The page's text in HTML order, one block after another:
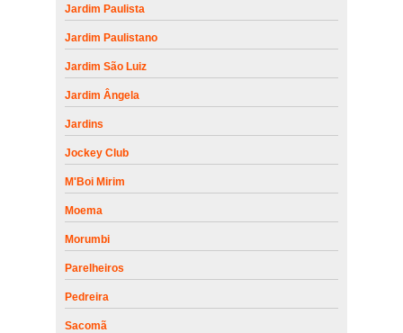
Jardim Paulista
Jardim Paulistano
Jardim São Luiz
Jardim Ângela
Jardins
Jockey Club
M'Boi Mirim
Moema
Morumbi
Parelheiros
Pedreira
Sacomã